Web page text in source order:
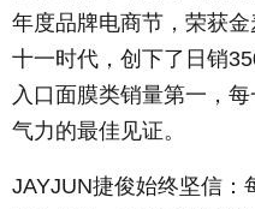
年度品牌电商节，荣获金
十一时代，创下了日销
入口面膜类销量第一，
气力的最佳见证。
JAYJUN捷俊始终坚信：